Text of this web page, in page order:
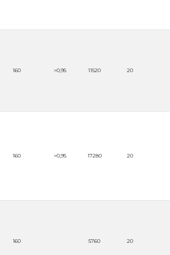
160 >0,95 11520 20
160 >0,95 17280 20
160 5760 20